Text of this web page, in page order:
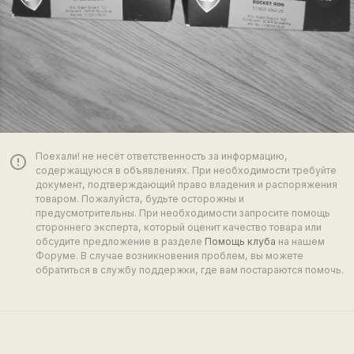
error_outline
Поехали! не несёт ответственность за информацию,
содержащуюся в объявлениях. При необходимости требуйте
документ, подтверждающий право владения и распоряжения
товаром. Пожалуйста, будьте осторожны и
предусмотрительны. При необходимости запросите помощь
стороннего эксперта, который оценит качество товара или
обсудите предложение в разделе Помощь клуба на нашем
Форуме. В случае возникновения проблем, вы можете
обратиться в службу поддержки, где вам постараются помочь.